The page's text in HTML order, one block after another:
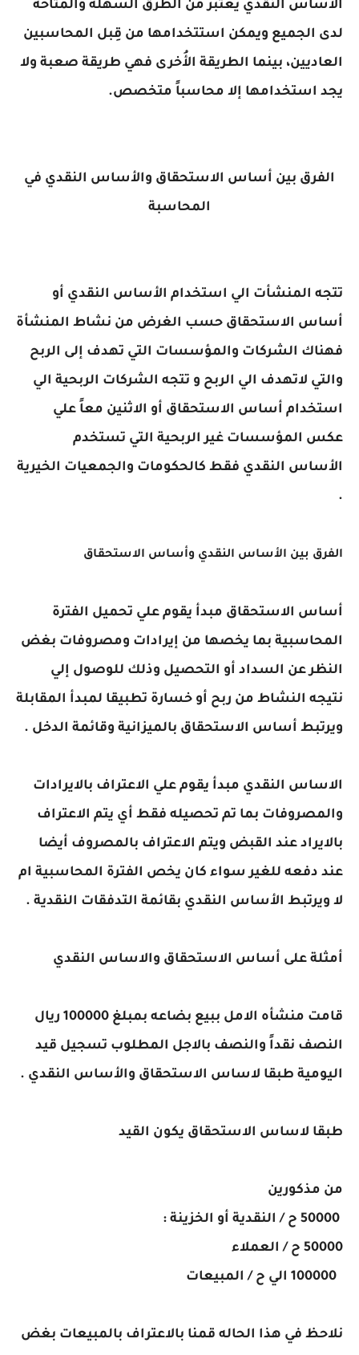
الأساس النقدي يُعتبر من الطرق السهلة والمتاحة
لدى الجميع ويمكن استتخدامها من قِبل المحاسبين
العاديين، بينما الطريقة الأُخرى فهي طريقة صعبة ولا
يجد استخدامها إلا محاسباً متخصص.
الفرق بين أساس الاستحقاق والأساس النقدي في
المحاسبة
تتجه المنشأت الي استخدام الأساس النقدي أو
أساس الاستحقاق حسب الغرض من نشاط المنشأة
فهناك الشركات والمؤسسات التي تهدف إلى الربح
والتي لاتهدف الي الربح و تتجه الشركات الربحية الي
استخدام أساس الاستحقاق أو الاثنين معاً علي
عكس المؤسسات غير الربحية التي تستخدم
الأساس النقدي فقط كالحكومات والجمعيات الخيرية
.
الفرق بين الأساس النقدي وأساس الاستحقاق
أساس الاستحقاق مبدأ يقوم علي تحميل الفترة
المحاسبية بما يخصها من إيرادات ومصروفات بغض
النظر عن السداد أو التحصيل وذلك للوصول إلي
نتيجه النشاط من ربح أو خسارة تطبيقا لمبدأ المقابلة
ويرتبط أساس الاستحقاق بالميزانية وقائمة الدخل .
الاساس النقدي مبدأ يقوم علي الاعتراف بالايرادات
والمصروفات بما تم تحصيله فقط أي يتم الاعتراف
بالايراد عند القبض ويتم الاعتراف بالمصروف أيضا
عند دفعه للغير سواء كان يخص الفترة المحاسبية ام
لا ويرتبط الأساس النقدي بقائمة التدفقات النقدية .
أمثلة على أساس الاستحقاق والاساس النقدي
قامت منشأه الامل ببيع بضاعه بمبلغ 100000 ريال
النصف نقداً والنصف بالاجل المطلوب تسجيل قيد
اليومية طبقا لاساس الاستحقاق والأساس النقدي .
طبقا لاساس الاستحقاق يكون القيد
من مذكورين
50000 ح / العملاء
نلاحظ في هذا الحاله قمنا بالاعتراف بالمبيعات بغض